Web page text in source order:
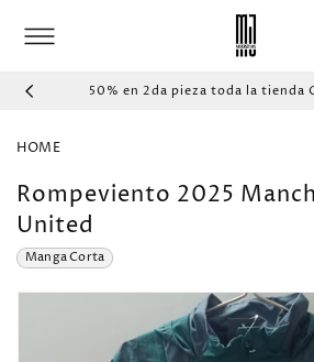
AL CONTENIDO
50% en 2da pieza toda la tienda
HOME
Rompeviento 2025
United
Manga Corta
IR
DEL PRODUCTO